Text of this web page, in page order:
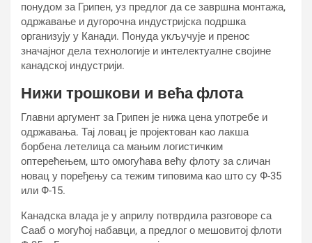
понудом за Грипен, уз предлог да се завршна монтажа,
одржавање и дугорочна индустријска подршка
организују у Канади. Понуда укључује и пренос
значајног дела технологије и интелектуалне својине
канадској индустрији.
Нижи трошкови и већа флота
Главни аргумент за Грипен је нижа цена употребе и
одржавања. Тај ловац је пројектован као лакша
борбена летелица са мањим логистичким
оптерећењем, што омогућава већу флоту за сличан
новац у поређењу са тежим типовима као што су Ф-35
или Ф-15.
Канадска влада је у априлу потврдила разговоре са
Сааб о могућој набавци, а предлог о мешовитој флоти